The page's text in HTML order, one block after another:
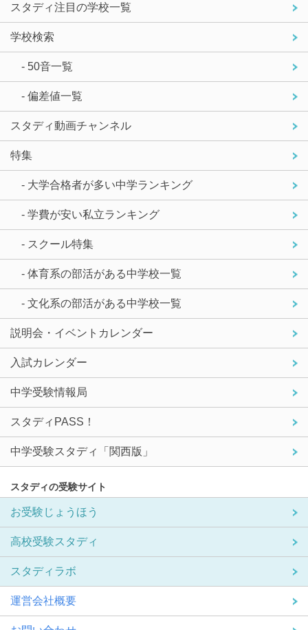
スタディ注目の学校一覧
学校検索
- 50音一覧
- 偏差値一覧
スタディ動画チャンネル
特集
- 大学合格者が多い中学ランキング
- 学費が安い私立ランキング
- スクール特集
- 体育系の部活がある中学校一覧
- 文化系の部活がある中学校一覧
説明会・イベントカレンダー
入試カレンダー
中学受験情報局
スタディPASS！
中学受験スタディ「関西版」
スタディの受験サイト
お受験じょうほう
高校受験スタディ
スタディラボ
運営会社概要